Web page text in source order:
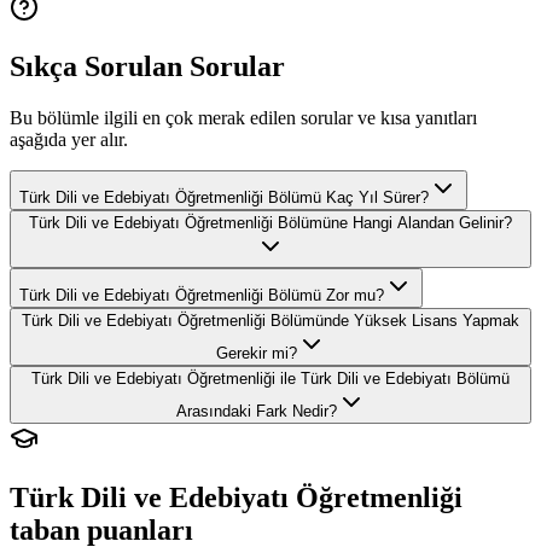
Sıkça Sorulan Sorular
Bu bölümle ilgili en çok merak edilen sorular ve kısa yanıtları
aşağıda yer alır.
Türk Dili ve Edebiyatı Öğretmenliği Bölümü Kaç Yıl Sürer?
Türk Dili ve Edebiyatı Öğretmenliği Bölümüne Hangi Alandan Gelinir?
Türk Dili ve Edebiyatı Öğretmenliği Bölümü Zor mu?
Türk Dili ve Edebiyatı Öğretmenliği Bölümünde Yüksek Lisans Yapmak
Gerekir mi?
Türk Dili ve Edebiyatı Öğretmenliği ile Türk Dili ve Edebiyatı Bölümü
Arasındaki Fark Nedir?
Türk Dili ve Edebiyatı Öğretmenliği
taban puanları